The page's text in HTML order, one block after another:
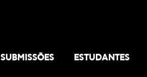
SUBMISSÕES ESTUDANTES